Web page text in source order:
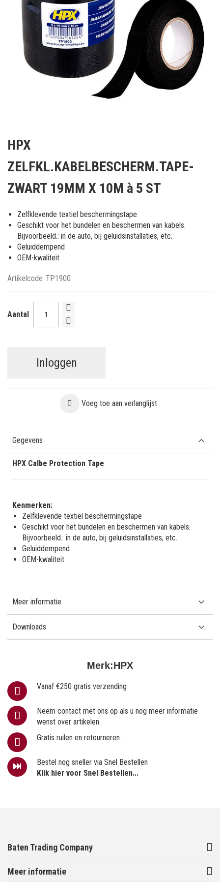
het
van
afbeeldingen-
HPX
ZELFKL.KABELBESCHERM.TAPE-
ZWART 19MM X 10M à 5 ST
Zelfklevende textiel beschermingstape
Geschikt voor het bundelen en beschermen van kabels.
Bijvoorbeeld.: in de auto, bij geluidsinstallaties, etc.
Geluiddempend
OEM-kwaliteit
Artikelcode TP1900
Aantal
Inloggen
Voeg toe aan verlanglijst
Merk:HPX
Vanaf €250 gratis verzending
Neem contact met ons op als u nog meer informatie
wenst over artikelen.
Gratis ruilen en retourneren.
Bestel nog sneller via Snel Bestellen
Klik hier voor Snel Bestellen...
Gegevens
HPX Calbe Protection Tape
Kenmerken:
Zelfklevende textiel beschermingstape
Geschikt voor het bundelen en beschermen van kabels.
Bijvoorbeeld.: in de auto, bij geluidsinstallaties, etc.
Geluiddempend
OEM-kwaliteit
Meer informatie
Downloads
Baten Trading Company
Meer informatie